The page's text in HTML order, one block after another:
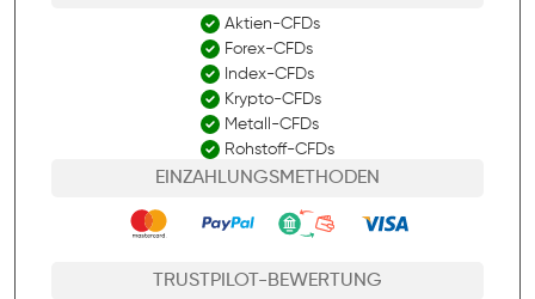
Aktien-CFDs
Forex-CFDs
Index-CFDs
Krypto-CFDs
Metall-CFDs
Rohstoff-CFDs
EINZAHLUNGSMETHODEN
TRUSTPILOT-BEWERTUNG